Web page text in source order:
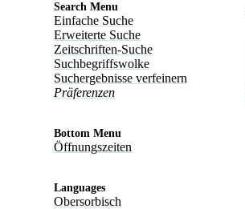
Search Menu
Einfache Suche
Erweiterte Suche
Zeitschriften-Suche
Suchbegriffswolke
Suchergebnisse verfeinern
Präferenzen
Bottom Menu
Öffnungszeiten
Languages
Obersorbisch